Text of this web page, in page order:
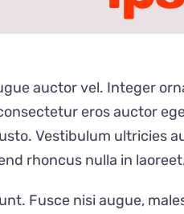
auctor vel. Integer
eros auctor
Vestibulum ultricies
rhoncus nulla in
Fusce nisi augue,